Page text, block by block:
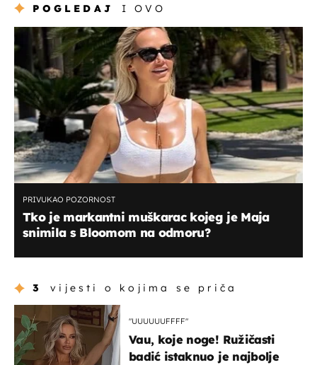
POGLEDAJ I OVO
PRIVUKAO POZORNOST
Tko je markantni muškarac kojeg je Maja
snimila s Bloomom na odmoru?
3 vijesti o kojima se priča
"UUUUUUFFFF"
Vau, koje noge! Ružičasti
badić istaknuo je najbolje